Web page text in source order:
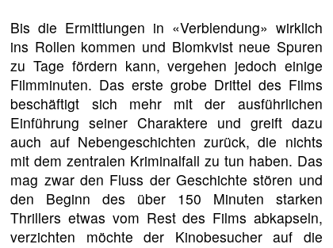
Bis die Ermittlungen in «Verblendung» wirklich
ins Rollen kommen und Blomkvist neue Spuren
zu Tage fördern kann, vergehen jedoch einige
Filmminuten. Das erste grobe Drittel des Films
beschäftigt sich mehr mit der ausführlichen
Einführung seiner Charaktere und greift dazu
auch auf Nebengeschichten zurück, die nichts
mit dem zentralen Kriminalfall zu tun haben. Das
mag zwar den Fluss der Geschichte stören und
den Beginn des über 150 Minuten starken
Thrillers etwas vom Rest des Films abkapseln,
verzichten möchte der Kinobesucher auf die